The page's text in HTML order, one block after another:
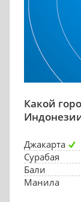
Какой
Джакарта
Сурабая
Бали
Манила